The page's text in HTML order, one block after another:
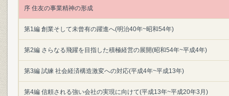
序 住友の事業精神の形成
第1編 創業そして未曾有の躍進へ(明治40年~昭和54年)
第2編 さらなる飛躍を目指した積極経営の展開(昭和54年~平成4年)
第3編 試練 社会経済構造激変への対応(平成4年~平成13年)
第4編 信頼される強い会社の実現に向けて(平成13年~平成20年3月)